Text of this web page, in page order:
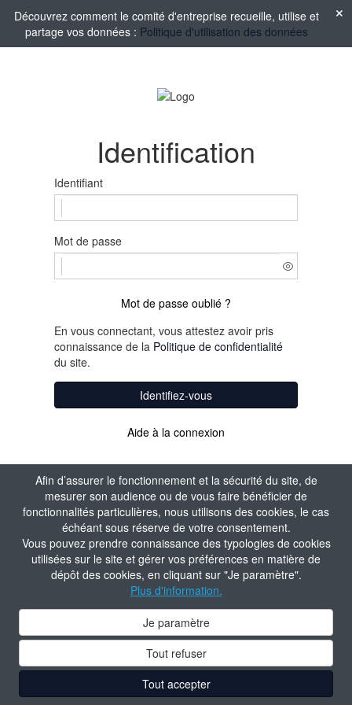
Afin d’assurer le fonctionnement et la sécurité du site, de
mesurer son audience ou de vous faire bénéficier de
fonctionnalités particulières, nous utilisons des cookies, le cas
échéant sous réserve de votre consentement.
Vous pouvez prendre connaissance des typologies de cookies
utilisées sur le site et gérer vos préférences en matière de
dépôt des cookies, en cliquant sur "Je paramètre".
Plus d'information.
Je paramètre
Tout refuser
Tout accepter
Découvrez comment le comité d'entreprise recueille, utilise et
partage vos données : Politique d'utilisation des données
Identification
Identifiant
Mot de passe
Mot de passe oublié ?
En vous connectant, vous attestez avoir pris
connaissance de la Politique de confidentialité
du site.
Identifiez-vous
Aide à la connexion